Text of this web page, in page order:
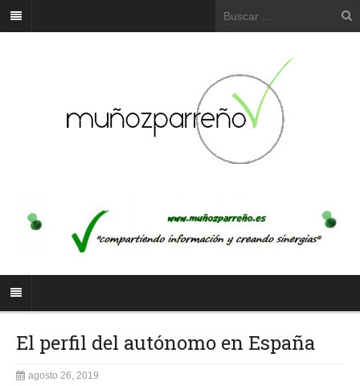
El perfil del autónomo en España
agosto 26, 2019